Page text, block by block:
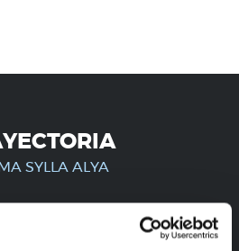
SYLLA ALYA